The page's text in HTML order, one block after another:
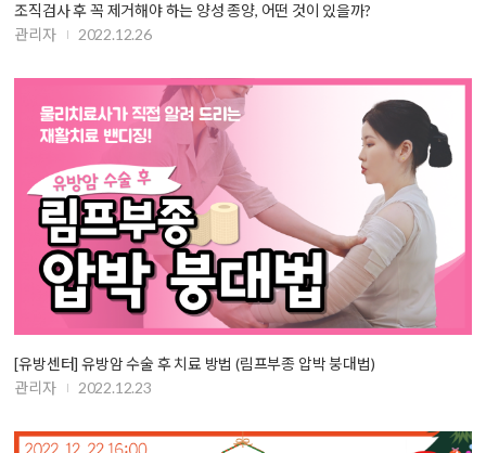
조직검사 후 꼭 제거해야 하는 양성 종양, 어떤 것이 있을까?
관리자
2022.12.26
[유방센터] 유방암 수술 후 치료 방법 (림프부종 압박 붕대법)
관리자
2022.12.23